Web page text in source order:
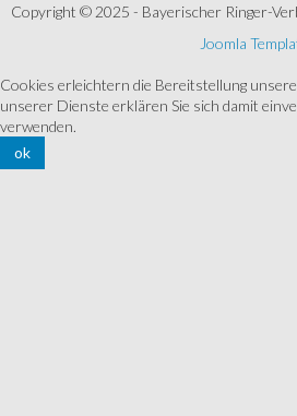
Copyright © 2025 - Bayerischer Ringer-
Joomla
Cookies erleichtern die Bereitstellung
unserer Dienste erklären Sie sich damit
verwenden.
ok